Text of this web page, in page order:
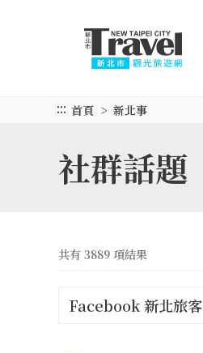
::: 首頁 新北事
社群話題
共有 3889 項結果
Facebook 新北旅客